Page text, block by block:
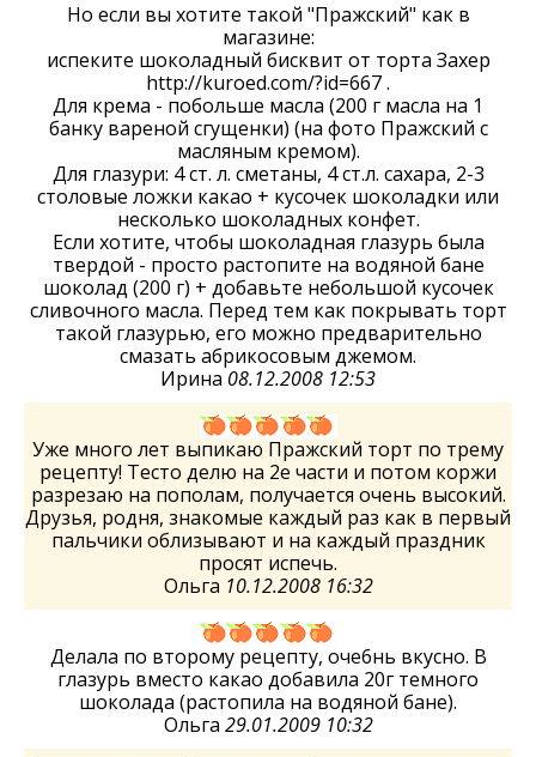
Но если вы хотите такой "Пражский" как в
магазине:
испеките шоколадный бисквит от торта Захер
http://kuroed.com/?id=667 .
Для крема - побольше масла (200 г масла на 1
банку вареной сгущенки) (на фото Пражский с
масляным кремом).
Для глазури: 4 ст. л. сметаны, 4 ст.л. сахара, 2-3
столовые ложки какао + кусочек шоколадки или
несколько шоколадных конфет.
Если хотите, чтобы шоколадная глазурь была
твердой - просто растопите на водяной бане
шоколад (200 г) + добавьте небольшой кусочек
сливочного масла. Перед тем как покрывать торт
такой глазурью, его можно предварительно
смазать абрикосовым джемом.
Ирина 08.12.2008 12:53
Уже много лет выпикаю Пражский торт по трему
рецепту! Тесто делю на 2е части и потом коржи
разрезаю на пополам, получается очень высокий.
Друзья, родня, знакомые каждый раз как в первый
пальчики облизывают и на каждый праздник
просят испечь.
Ольга 10.12.2008 16:32
Делала по второму рецепту, оче6нь вкусно. В
глазурь вместо какао добавила 20г темного
шоколада (растопила на водяной бане).
Ольга 29.01.2009 10:32